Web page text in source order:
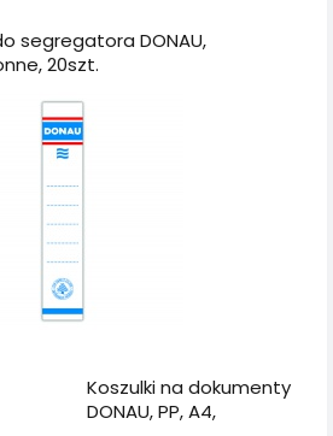
segregatora DONAU,
20szt.
Koszulki na dokumenty
DONAU, PP, A4,